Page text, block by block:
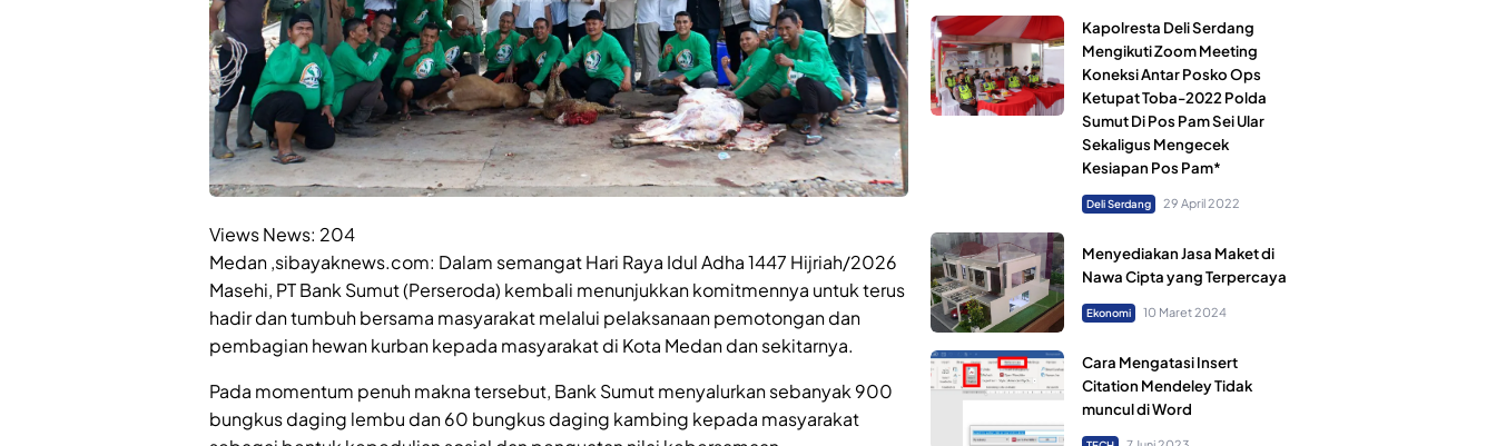
Views News: 204
Medan ,sibayaknews.com: Dalam semangat Hari Raya Idul Adha 1447 Hijriah/2026
Masehi, PT Bank Sumut (Perseroda) kembali menunjukkan komitmennya untuk terus
hadir dan tumbuh bersama masyarakat melalui pelaksanaan pemotongan dan
pembagian hewan kurban kepada masyarakat di Kota Medan dan sekitarnya.
Pada momentum penuh makna tersebut, Bank Sumut menyalurkan sebanyak 900
bungkus daging lembu dan 60 bungkus daging kambing kepada masyarakat
Kapolresta Deli Serdang
Mengikuti Zoom Meeting
Koneksi Antar Posko Ops
Ketupat Toba-2022 Polda
Sumut Di Pos Pam Sei Ular
Sekaligus Mengecek
Kesiapan Pos Pam*
Deli Serdang 29 April 2022
Menyediakan Jasa Maket di
Nawa Cipta yang Terpercaya
Ekonomi 10 Maret 2024
Cara Mengatasi Insert
Citation Mendeley Tidak
muncul di Word